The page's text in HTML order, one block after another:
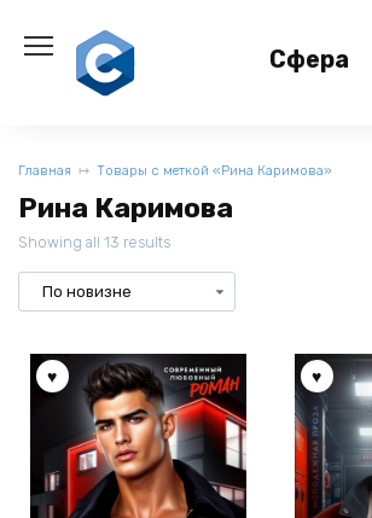
содержанию
Сфера
Главная Товары с меткой «Рина Каримова»
Рина Каримова
Showing all 13 results